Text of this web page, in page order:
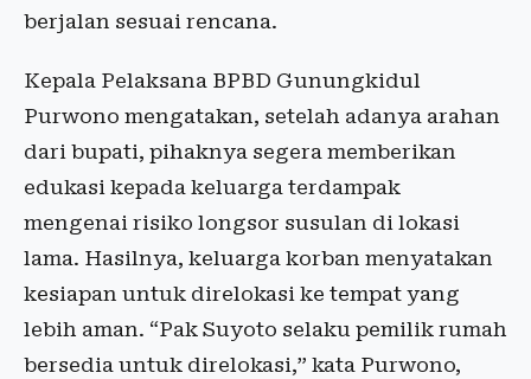
berjalan sesuai rencana.
Kepala Pelaksana BPBD Gunungkidul
Purwono mengatakan, setelah adanya arahan
dari bupati, pihaknya segera memberikan
edukasi kepada keluarga terdampak
mengenai risiko longsor susulan di lokasi
lama. Hasilnya, keluarga korban menyatakan
kesiapan untuk direlokasi ke tempat yang
lebih aman. “Pak Suyoto selaku pemilik rumah
bersedia untuk direlokasi,” kata Purwono,